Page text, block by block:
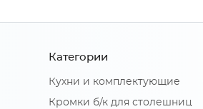
Категории
Кухни и комплектующие
Кромки б/к для столешниц